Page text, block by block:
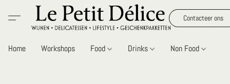
Contacteer ons
Home Workshops Food Drinks Non Food